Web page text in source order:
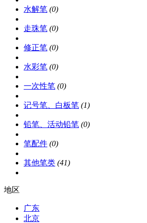
水解笔 (0)
走珠笔 (0)
修正笔 (0)
水彩笔 (0)
一次性笔 (0)
记号笔、白板笔 (1)
铅笔、活动铅笔 (0)
笔配件 (0)
其他笔类 (41)
地区
广东
北京